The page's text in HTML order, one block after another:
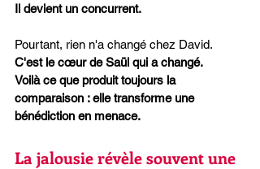
Il devient un concurrent.
Pourtant, rien n'a changé chez David.
C'est le cœur de Saül qui a changé.
Voilà ce que produit toujours la
comparaison : elle transforme une
bénédiction en menace.
La jalousie révèle souvent une